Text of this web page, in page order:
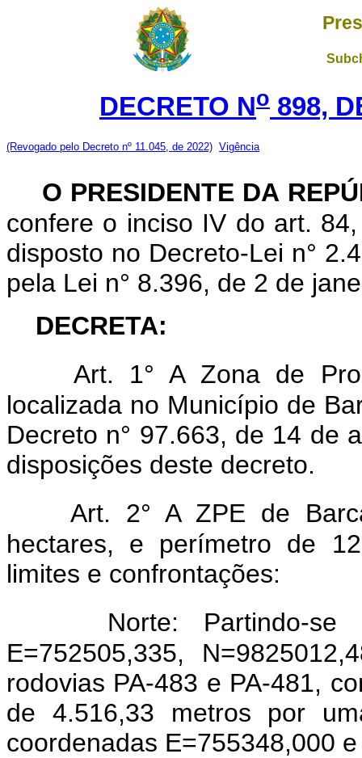
DECRETO No 898,
(Revogado pelo Decreto nº 11.045, de 2022) Vigência
O PRESIDENTE DA
confere o inciso IV do art.
disposto no Decreto-Lei n°
pela Lei n° 8.396, de 2 de
DECRETA:
Art. 1° A Zona de
localizada no Município de
Decreto n° 97.663, de 14 de
disposições deste decreto.
Art. 2° A ZPE de
hectares, e perímetro de
limites e confrontações:
Norte: Partindo-
E=752505,335,
rodovias PA-483 e PA-481,
de 4.516,33 metros por
coordenadas E=755348,000